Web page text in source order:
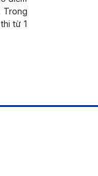
Trong
từ 1